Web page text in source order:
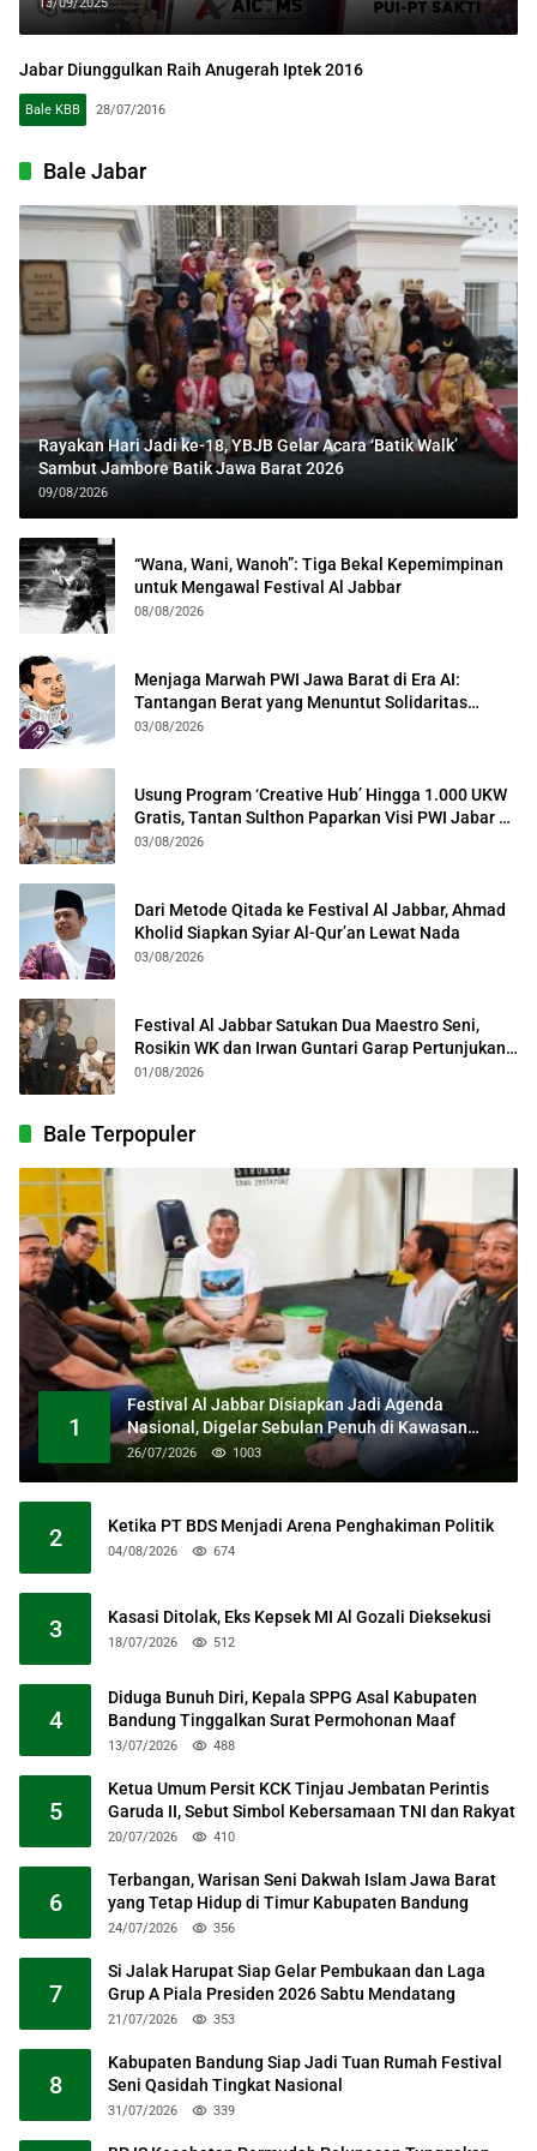
Jabar Diunggulkan Raih Anugerah Iptek 2016
Bale KBB 28/07/2016
Bale Jabar
Rayakan Hari Jadi ke-18, YBJB Gelar Acara ‘Batik Walk’
Sambut Jambore Batik Jawa Barat 2026
09/08/2026
“Wana, Wani, Wanoh”: Tiga Bekal Kepemimpinan
untuk Mengawal Festival Al Jabbar
08/08/2026
Menjaga Marwah PWI Jawa Barat di Era AI:
Tantangan Berat yang Menuntut Solidaritas
Lintas Generasi
03/08/2026
Usung Program ‘Creative Hub’ Hingga 1.000 UKW
Gratis, Tantan Sulthon Paparkan Visi PWI Jabar di
Kota Bogor
03/08/2026
Dari Metode Qitada ke Festival Al Jabbar, Ahmad
Kholid Siapkan Syiar Al-Qur’an Lewat Nada
03/08/2026
Festival Al Jabbar Satukan Dua Maestro Seni,
Rosikin WK dan Irwan Guntari Garap Pertunjukan
Kolosal
01/08/2026
Bale Terpopuler
1
Festival Al Jabbar Disiapkan Jadi Agenda
Nasional, Digelar Sebulan Penuh di Kawasan
Masjid Raya Al Jabbar
26/07/2026 1003
2 Ketika PT BDS Menjadi Arena Penghakiman Politik
04/08/2026 674
3 Kasasi Ditolak, Eks Kepsek MI Al Gozali Dieksekusi
18/07/2026 512
4
Diduga Bunuh Diri, Kepala SPPG Asal Kabupaten
Bandung Tinggalkan Surat Permohonan Maaf
13/07/2026 488
5
Ketua Umum Persit KCK Tinjau Jembatan Perintis
Garuda II, Sebut Simbol Kebersamaan TNI dan Rakyat
20/07/2026 410
6
Terbangan, Warisan Seni Dakwah Islam Jawa Barat
yang Tetap Hidup di Timur Kabupaten Bandung
24/07/2026 356
7
Si Jalak Harupat Siap Gelar Pembukaan dan Laga
Grup A Piala Presiden 2026 Sabtu Mendatang
21/07/2026 353
8
Kabupaten Bandung Siap Jadi Tuan Rumah Festival
Seni Qasidah Tingkat Nasional
31/07/2026 339